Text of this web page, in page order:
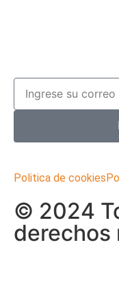
Politica de cookies
© 2024
derechos